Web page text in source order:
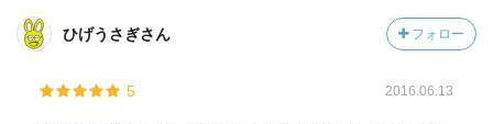
ひげうさぎさん フォロー
5 2016.06.13